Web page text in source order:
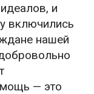
и
включились
нашей
— это